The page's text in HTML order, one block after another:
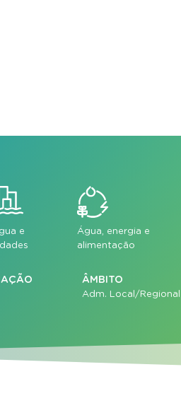
e
Água, energia e
alimentação
ÂMBITO
Adm. Local/Regional